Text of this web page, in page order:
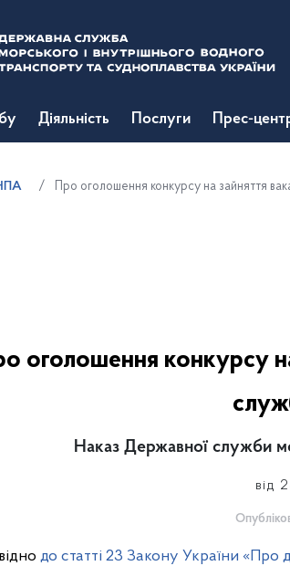
Діяльність Послуги Прес-
Про оголошення конкурсу на зайняття
оголошення конкурсу
Наказ Державної служби
від
до статті 23 Закону України